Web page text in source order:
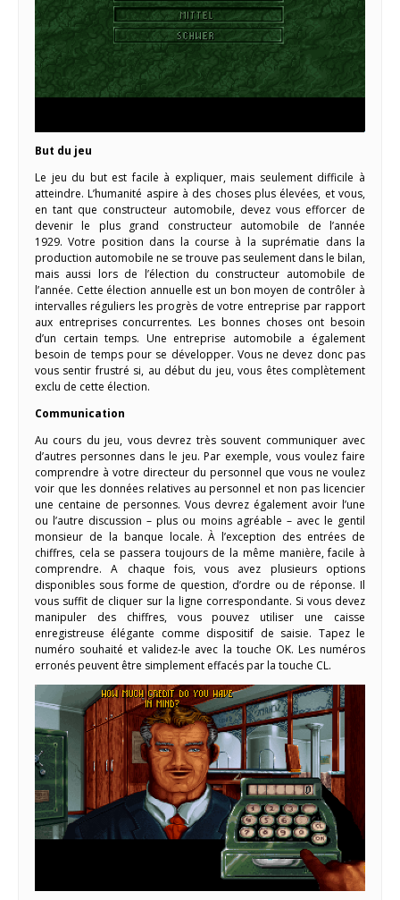
But du jeu
Le jeu du but est facile à expliquer, mais seulement difficile à
atteindre. L’humanité aspire à des choses plus élevées, et vous,
en tant que constructeur automobile, devez vous efforcer de
devenir le plus grand constructeur automobile de l’année
1929. Votre position dans la course à la suprématie dans la
production automobile ne se trouve pas seulement dans le bilan,
mais aussi lors de l’élection du constructeur automobile de
l’année. Cette élection annuelle est un bon moyen de contrôler à
intervalles réguliers les progrès de votre entreprise par rapport
aux entreprises concurrentes. Les bonnes choses ont besoin
d’un certain temps. Une entreprise automobile a également
besoin de temps pour se développer. Vous ne devez donc pas
vous sentir frustré si, au début du jeu, vous êtes complètement
exclu de cette élection.
Communication
Au cours du jeu, vous devrez très souvent communiquer avec
d’autres personnes dans le jeu. Par exemple, vous voulez faire
comprendre à votre directeur du personnel que vous ne voulez
voir que les données relatives au personnel et non pas licencier
une centaine de personnes. Vous devrez également avoir l’une
ou l’autre discussion – plus ou moins agréable – avec le gentil
monsieur de la banque locale. À l’exception des entrées de
chiffres, cela se passera toujours de la même manière, facile à
comprendre. A chaque fois, vous avez plusieurs options
disponibles sous forme de question, d’ordre ou de réponse. Il
vous suffit de cliquer sur la ligne correspondante. Si vous devez
manipuler des chiffres, vous pouvez utiliser une caisse
enregistreuse élégante comme dispositif de saisie. Tapez le
numéro souhaité et validez-le avec la touche OK. Les numéros
erronés peuvent être simplement effacés par la touche CL.